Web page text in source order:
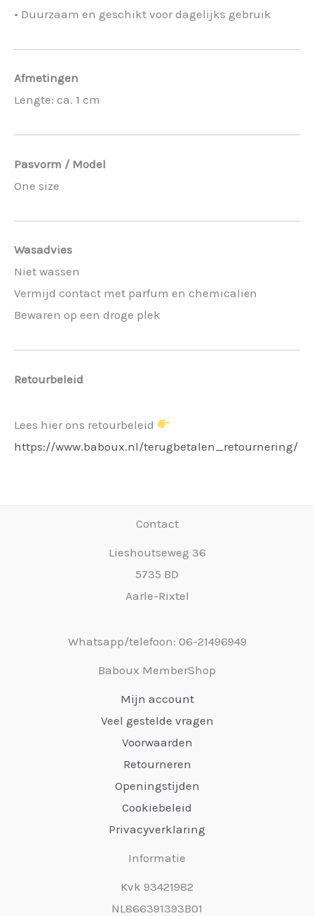
• Duurzaam en geschikt voor dagelijks gebruik
Afmetingen
Lengte: ca. 1 cm
Pasvorm / Model
One size
Wasadvies
Niet wassen
Vermijd contact met parfum en chemicaliën
Bewaren op een droge plek
Retourbeleid
Lees hier ons retourbeleid
https://www.baboux.nl/terugbetalen_retournering/
Contact
Lieshoutseweg 36
5735 BD
Aarle-Rixtel
Whatsapp/telefoon: 06-21496949
Baboux MemberShop
Mijn account
Veel gestelde vragen
Voorwaarden
Retourneren
Openingstijden
Cookiebeleid
Privacyverklaring
Informatie
Kvk 93421982
NL866391393B01